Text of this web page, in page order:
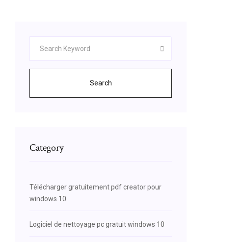
Search
Category
Télécharger gratuitement pdf creator pour
windows 10
Logiciel de nettoyage pc gratuit windows 10